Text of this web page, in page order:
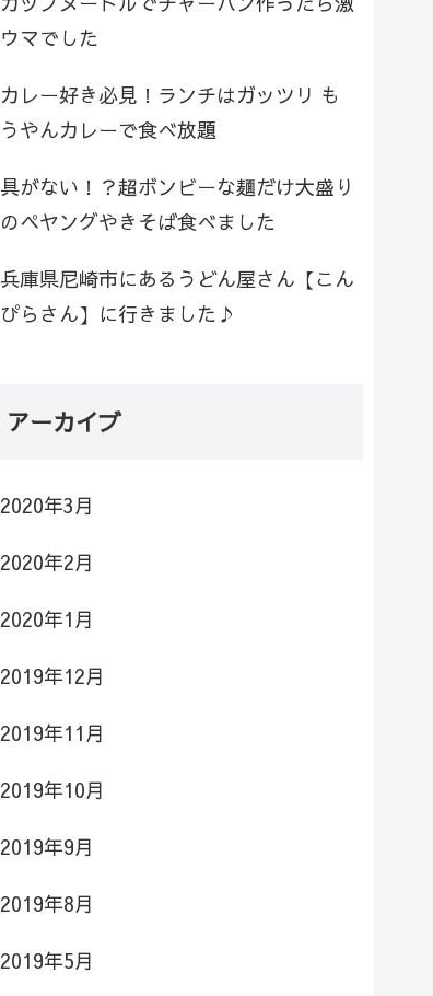
ウマでした
カレー好き必見！ランチはガッツリ も
うやんカレーで食べ放題
具がない！？超ボンビーな麺だけ大盛り
のペヤングやきそば食べました
兵庫県尼崎市にあるうどん屋さん【こん
ぴらさん】に行きました♪
アーカイブ
2020年3月
2020年2月
2020年1月
2019年12月
2019年11月
2019年10月
2019年9月
2019年8月
2019年5月